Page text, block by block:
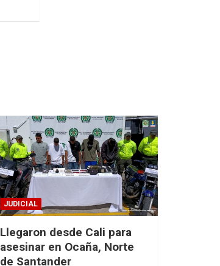
JUDICIAL
Llegaron desde Cali para
asesinar en Ocaña, Norte
de Santander